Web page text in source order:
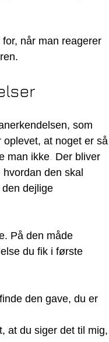
når man reagerer
som
at noget er så
man ikke. Der bliver
den skal
dejlige
På den måde
du fik i første
den gave, du er
at du siger det til mig,